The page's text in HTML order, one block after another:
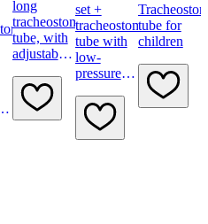
long
tracheostomy
tube, with
adjustable
flange,
low-
pressure
set +
tracheostomy
tube with
low-
pressure
subglottic
suction
and
tube for
children